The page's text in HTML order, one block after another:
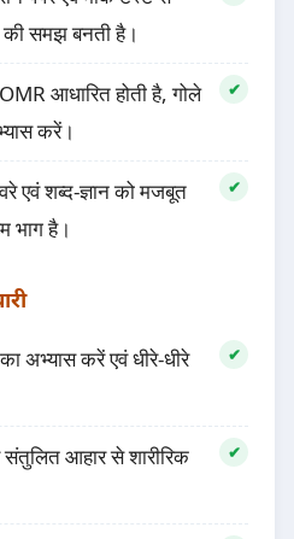
की समझ बनती है।
OMR आधारित होती है, गोले
करें।
एवं शब्द-ज्ञान को मजबूत
भाग है।
अभ्यास करें एवं धीरे-धीरे
संतुलित आहार से शारीरिक